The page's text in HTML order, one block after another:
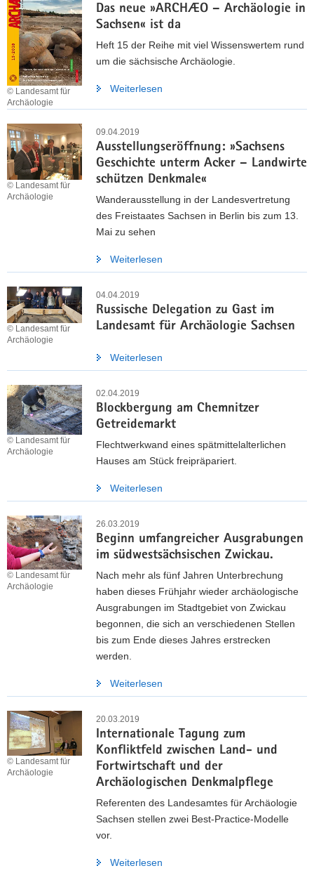
Das neue »ARCHÆO – Archäologie in
Sachsen« ist da
© Landesamt für
Archäologie
Heft 15 der Reihe mit viel Wissenswertem rund
um die sächsische Archäologie.
Weiterlesen
09.04.2019
Ausstellungseröffnung: »Sachsens
Geschichte unterm Acker – Landwirte
schützen Denkmale«
© Landesamt für
Archäologie
Wanderausstellung in der Landesvertretung
des Freistaates Sachsen in Berlin bis zum 13.
Mai zu sehen
Weiterlesen
04.04.2019
Russische Delegation zu Gast im
Landesamt für Archäologie Sachsen
© Landesamt für
Archäologie
Weiterlesen
02.04.2019
Blockbergung am Chemnitzer
Getreidemarkt
© Landesamt für
Archäologie
Flechtwerkwand eines spätmittelalterlichen
Hauses am Stück freipräpariert.
Weiterlesen
26.03.2019
Beginn umfangreicher Ausgrabungen
im südwestsächsischen Zwickau.
© Landesamt für
Archäologie
Nach mehr als fünf Jahren Unterbrechung
haben dieses Frühjahr wieder archäologische
Ausgrabungen im Stadtgebiet von Zwickau
begonnen, die sich an verschiedenen Stellen
bis zum Ende dieses Jahres erstrecken
werden.
Weiterlesen
20.03.2019
Internationale Tagung zum
Konfliktfeld zwischen Land- und
Fortwirtschaft und der
Archäologischen Denkmalpflege
© Landesamt für
Archäologie
Referenten des Landesamtes für Archäologie
Sachsen stellen zwei Best-Practice-Modelle
vor.
Weiterlesen